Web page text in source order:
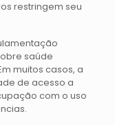
restringem seu
saúde
muitos casos, a
de acesso a
com o uso